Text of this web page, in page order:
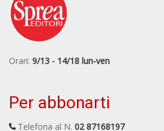
Orari: 9/13 - 14/18 lun-ven
Per abbonarti
Telefona al N. 02 87168197